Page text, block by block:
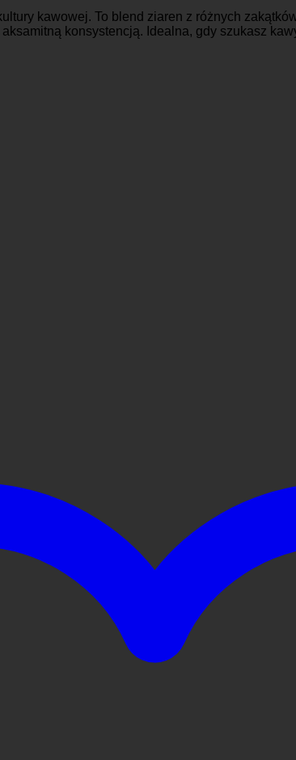
kawowej. To blend ziaren z różnych
konsystencją. Idealna, gdy szukasz